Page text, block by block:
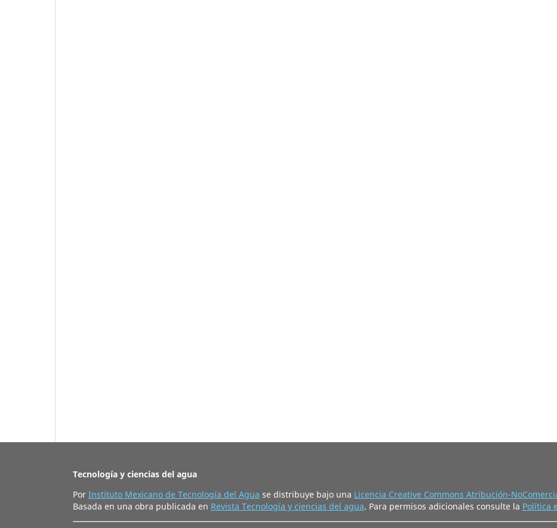
Tecnología y ciencias del agua
Por Instituto Mexicano de Tecnología del Agua se distribuye bajo una Licencia Creative Commons Atribución-
Basada en una obra publicada en Revista Tecnología y ciencias del agua. Para permisos adicionales consulte la Política